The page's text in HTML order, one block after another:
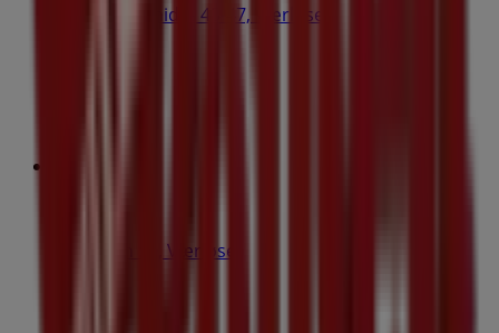
Værløse Bymidte 45-47, Værløse
Bymidten 50, Værløse